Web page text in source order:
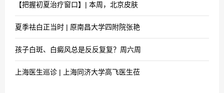
【把握初夏治疗窗口】| 本周，北京皮肤
夏季祛白正当时 | 原南昌大学四附院张艳
孩子白斑、白癜风总是反反复复？周六周
上海医生巡诊 | 上海同济大学高飞医生莅